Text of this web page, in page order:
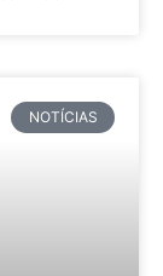
NOTÍCIAS